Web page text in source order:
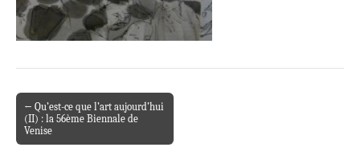
Post navigation
← Qu’est-ce que l’art aujourd’hui
(II) : la 56ème Biennale de
Venise